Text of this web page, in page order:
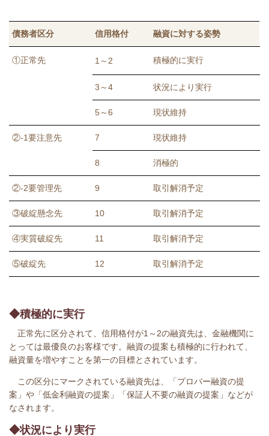
債務者区分 信用格付 融資に対する姿勢
①正常先 1～2 積極的に実行
3～4 状況により実行
5～6 現状維持
②-1要注意先 7 現状維持
8 消極的
②-2要管理先 9 取引解消予定
③破綻懸念先 10 取引解消予定
④実質破綻先 11 取引解消予定
⑤破綻先 12 取引解消予定
◆積極的に実行
正常先に区分されて、信用格付が1～2の融資先は、金融機関に
とっては最優良のお客様です。融資の提案も積極的に行われて、
融資量を増やすことを第一の目標とされています。
この区分にマークされている融資先は、「プロバー融資の提
案」や「低金利融資の提案」「保証人不要の融資の提案」などが
なされます。
◆状況により実行